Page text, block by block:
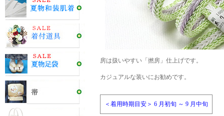
房は扱いやすい「撚房」仕上げです。
カジュアルな装いにお勧めです。
＜着用時期目安＞ 6 月初旬 ～ 9 月中旬